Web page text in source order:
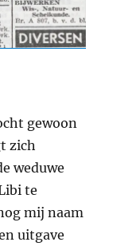
gewoon
zich
weduwe
te
mij naam
uitgave